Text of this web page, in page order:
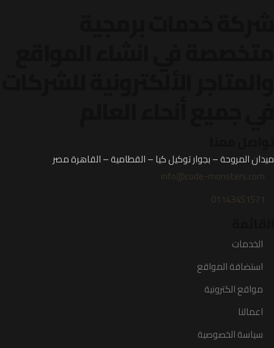
ميدان المروحة – بجوار توكيل كيا – القطامية – القاهرة مصر
info@code-monsters.com
01143451571
الخدمات
استضافة المواقع
مواقع الكترونية
اعمالنا
سياسة الخصوصية